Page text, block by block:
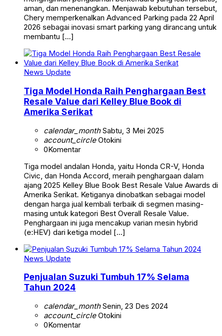
aman, dan menenangkan. Menjawab kebutuhan tersebut,
Chery memperkenalkan Advanced Parking pada 22 April
2026 sebagai inovasi smart parking yang dirancang untuk
membantu […]
News Update
Tiga Model Honda Raih Penghargaan Best
Resale Value dari Kelley Blue Book di
Amerika Serikat
calendar_monthSabtu, 3 Mei 2025
account_circleOtokini
0Komentar
Tiga model andalan Honda, yaitu Honda CR-V, Honda
Civic, dan Honda Accord, meraih penghargaan dalam
ajang 2025 Kelley Blue Book Best Resale Value Awards di
Amerika Serikat. Ketiganya dinobatkan sebagai model
dengan harga jual kembali terbaik di segmen masing-
masing untuk kategori Best Overall Resale Value.
Penghargaan ini juga mencakup varian mesin hybrid
(e:HEV) dari ketiga model […]
News Update
Penjualan Suzuki Tumbuh 17% Selama
Tahun 2024
calendar_monthSenin, 23 Des 2024
account_circleOtokini
0Komentar